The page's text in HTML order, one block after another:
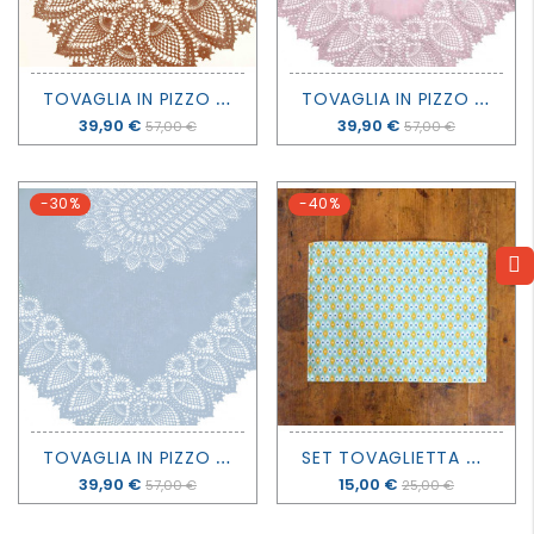
T
OVAGLIA IN PIZZO VINILICO - RUGGINE
Prezzo
39,90 € 57,00 €
T
OVAGLIA IN PIZZO VINILICO - ROSA
Prezzo
39,90 € 57,00 €
-30%
T
OVAGLIA IN PIZZO VINILICO - AZZURRA
Prezzo
39,90 € 57,00 €
-40%
S
ET TOVAGLIETTA AMERICANA ROMBI - ZUZÙ
Prezzo
15,00 € 25,00 €